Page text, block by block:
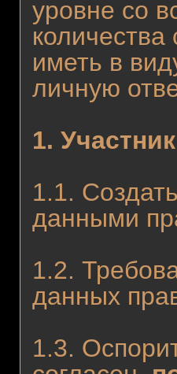
уровне со
иметь в
личную
1.
1.1.
данными
1.2.
данных
1.3.